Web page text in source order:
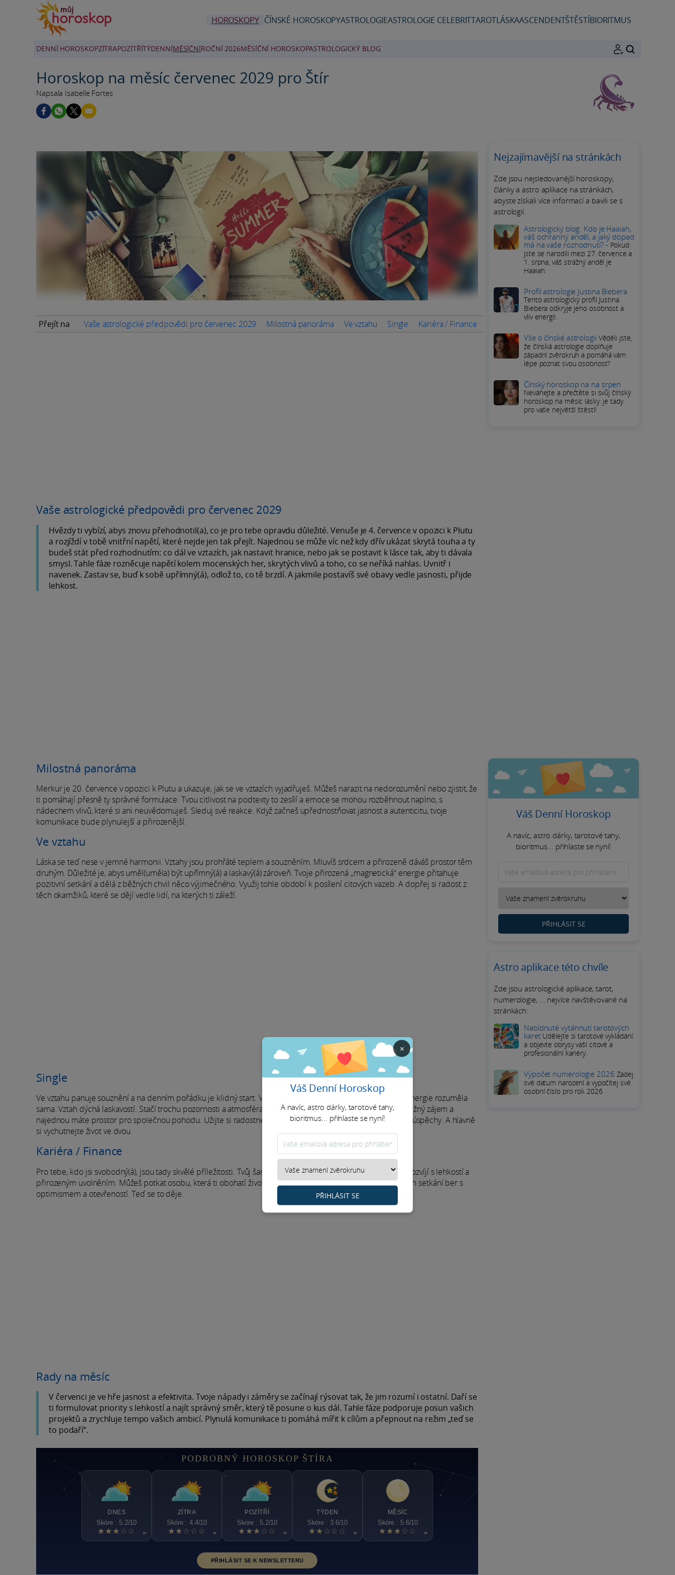
HOROSKOPY ČÍNSKÉ HOROSKOPYASTROLOGIEASTROLOGIE CELEBRITTAROTLÁSKAASCENDENTŠTĚSTÍBIORITMUS
DENNÍ HOROSKOPZÍTRAPOZÍTŘÍTÝDENNÍMĚSÍČNÍROČNÍ 2026MĚSÍČNÍ HOROSKOPASTROLOGICKÝ BLOG
Horoskop na měsíc červenec 2029 pro Štír
Napsala Isabelle Fortes
Přejít na Vaše astrologické předpovědi pro červenec 2029 Milostná panoráma Ve vztahu Single Kariéra / Finance PODROBNÝ HOROSKOP Štíra
Vaše astrologické předpovědi pro červenec 2029
Hvězdy ti vybízí, abys znovu přehodnotil(a), co je pro tebe opravdu důležité. Venuše je 4. července v opozici k Plutu
a rozjíždí v tobě vnitřní napětí, které nejde jen tak přejít. Najednou se může víc než kdy dřív ukázat skrytá touha a ty
budeš stát před rozhodnutím: co dál ve vztazích, jak nastavit hranice, nebo jak se postavit k lásce tak, aby ti dávala
smysl. Tahle fáze rozněcuje napětí kolem mocenských her, skrytých vlivů a toho, co se neříká nahlas. Uvnitř i
navenek. Zastav se, buď k sobě upřímný(á), odlož to, co tě brzdí. A jakmile postavíš své obavy vedle jasnosti, přijde
lehkost.
Milostná panoráma
Merkur je 20. července v opozici k Plutu a ukazuje, jak se ve vztazích vyjadřuješ. Můžeš narazit na nedorozumění nebo zjistit, že
ti pomáhají přesně ty správné formulace. Tvou citlivost na podtexty to zesílí a emoce se mohou rozběhnout naplno, s
nádechem vlivů, které si ani neuvědomuješ. Sleduj své reakce. Když začneš upřednostňovat jasnost a autenticitu, tvoje
komunikace bude plynulejší a přirozenější.
Ve vztahu
Láska se teď nese v jemné harmonii. Vztahy jsou prohřáté teplem a souzněním. Mluvíš srdcem a přirozeně dáváš prostor těm
druhým. Důležité je, abys uměl(uměla) být upřímný(á) a laskavý(á) zároveň. Tvoje přirozená „magnetická“ energie přitahuje
pozitivní setkání a dělá z běžných chvil něco výjimečného. Využij tohle období k posílení citových vazeb. A dopřej si radost z
těch okamžiků, které se dějí vedle lidí, na kterých ti záleží.
Single
Ve vztahu panuje souznění a na denním pořádku je klidný start. Všechno se rozjíždí hladce, jako by si vaše energie rozuměla
sama. Vztah dýchá laskavostí. Stačí trochu pozornosti a atmosféra se hned zvedne. Malé kroky, milé slovo, něžný zájem a
najednou máte prostor pro společnou pohodu. Užijte si radostné chvíle a nezapomeňte slavit své společné úspěchy. A hlavně
si vychutnejte život ve dvou.
Kariéra / Finance
Pro tebe, kdo jsi svobodný(á), jsou tady skvělé příležitosti. Tvůj šarm přitahuje lidi, kteří stojí za to. Vztahy se rozvíjí s lehkostí a
přirozeným uvolněním. Můžeš potkat osobu, která ti obohatí život a ukáže jinou perspektivu. Vstup do nových setkání ber s
optimismem a otevřeností. Teď se to děje.
Rady na měsíc
V červenci je ve hře jasnost a efektivita. Tvoje nápady i záměry se začínají rýsovat tak, že jim rozumí i ostatní. Daří se
ti formulovat priority s lehkostí a najít správný směr, který tě posune o kus dál. Tahle fáze podporuje posun vašich
projektů a zrychluje tempo vašich ambicí. Plynulá komunikace ti pomáhá mířit k cílům a přepnout na režim „teď se
to podaří“.
PODROBNÝ HOROSKOP ŠTÍRA
DNES
Skóre : 5.2/10
★★★☆☆ >
ZÍTRA
Skóre : 4.4/10
★★☆☆☆ >
POZÍTŘÍ
Skóre : 5.2/10
★★★☆☆ >
TÝDEN
Skóre : 3.6/10
★★☆☆☆ >
MĚSÍC
Skóre : 5.6/10
★★★☆☆ >
PŘIHLÁSIT SE K NEWSLETTERU
Nejzajímavější na stránkách
Zde jsou nejsledovanější horoskopy,
články a astro aplikace na stránkách,
abyste získali více informací a bavili se s
astrologií.
Astrologický blog: Kdo je Haaiah,
váš ochranný anděl, a jaký dopad
má na vaše rozhodnutí? - Pokud
jste se narodili mezi 27. července a
1. srpna, váš strážný anděl je
Haaiah.
Profil astrologie Justina Biebera
Tento astrologický profil Justina
Biebera odkryje jeho osobnost a
vliv energií.
Vše o čínské astrologii Věděli jste,
že čínská astrologie doplňuje
západní zvěrokruh a pomáhá vám
lépe poznat svou osobnost?
Čínský horoskop na na srpen
Neváhejte a přečtěte si svůj čínský
horoskop na měsíc lásky: je tady
pro vaše největší štěstí!
Váš Denní Horoskop
A navíc, astro dárky, tarotové tahy,
bioritmus... přihlaste se nyní!
PŘIHLÁSIT SE
Astro aplikace této chvíle
Zde jsou astrologické aplikace, tarot,
numerologie, ... nejvíce navštěvované na
stránkách:
Nabídnuté vytáhnutí tarotových
karet Udělejte si tarotové vykládání
a objevte obrysy vaší citové a
profesionální kariéry.
Výpočet numerologie 2026 Zadej
své datum narození a vypočítej své
osobní číslo pro rok 2026
×
Váš Denní Horoskop
A navíc, astro dárky, tarotové tahy,
bioritmus... přihlaste se nyní!
PŘIHLÁSIT SE